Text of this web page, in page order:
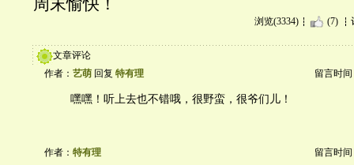
浏览(3334) (7)
文章评论
作者： 艺萌 回复 特有理 留言时间
嘿嘿！听上去也不错哦，很野蛮，很爷们儿！
作者： 特有理 留言时间